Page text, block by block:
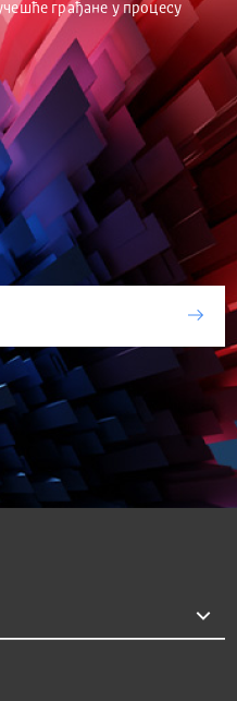
грађане у процесу